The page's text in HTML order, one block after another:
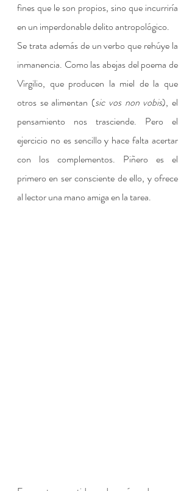
fines que le son propios, sino que incurriría
en un imperdonable delito antropológico.
Se trata además de un verbo que rehúye la
inmanencia. Como las abejas del poema de
Virgilio, que producen la miel de la que
otros se alimentan (sic vos non vobis), el
pensamiento nos trasciende. Pero el
ejercicio no es sencillo y hace falta acertar
con los complementos. Piñero es el
primero en ser consciente de ello, y ofrece
al lector una mano amiga en la tarea.